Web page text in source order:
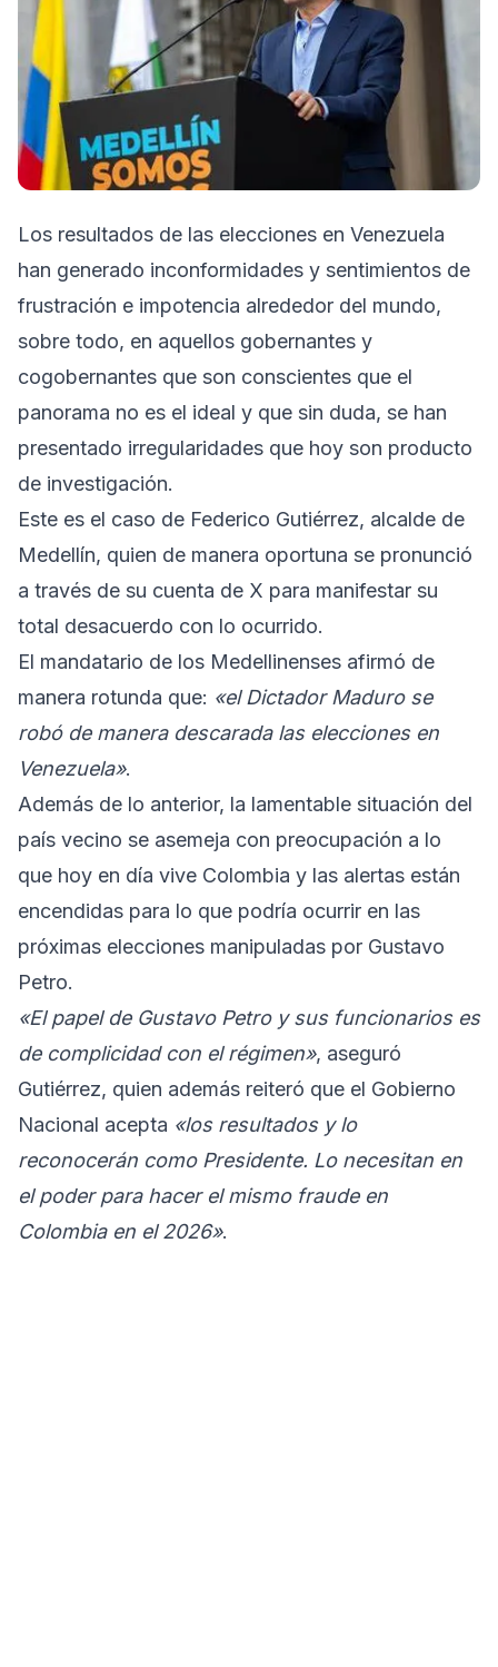
Los resultados de las elecciones en Venezuela
han generado inconformidades y sentimientos de
frustración e impotencia alrededor del mundo,
sobre todo, en aquellos gobernantes y
cogobernantes que son conscientes que el
panorama no es el ideal y que sin duda, se han
presentado irregularidades que hoy son producto
de investigación.
Este es el caso de Federico Gutiérrez, alcalde de
Medellín, quien de manera oportuna se pronunció
a través de su cuenta de X para manifestar su
total desacuerdo con lo ocurrido.
El mandatario de los Medellinenses afirmó de
manera rotunda que: «el Dictador Maduro se
robó de manera descarada las elecciones en
Venezuela».
Además de lo anterior, la lamentable situación del
país vecino se asemeja con preocupación a lo
que hoy en día vive Colombia y las alertas están
encendidas para lo que podría ocurrir en las
próximas elecciones manipuladas por Gustavo
Petro.
«El papel de Gustavo Petro y sus funcionarios es
de complicidad con el régimen», aseguró
Gutiérrez, quien además reiteró que el Gobierno
Nacional acepta «los resultados y lo
reconocerán como Presidente. Lo necesitan en
el poder para hacer el mismo fraude en
Colombia en el 2026».